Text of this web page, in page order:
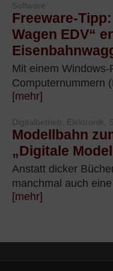
Software
Freeware-
Wagen EDV“
Mit einem
Computernummern
[mehr]
Digitalbetrieb, Elektronik,
Modellbahn
„Digitale
Anstatt dicker
manchmal auch
[mehr]